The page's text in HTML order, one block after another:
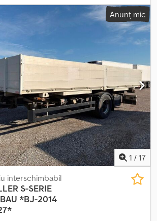
aer, dimensiunea anvelopei:235/75R17,5,
GERMAN oferă: Remorcă cu schimbătoare
GALVANIZAT Anvelope duble 235/75R17,5
ridicare 1390 mm Frâne cu tambur
Euro Numeroase șasiuri și platforme
##### VĂ RUGĂM SĂ SUNAȚI - NU
##### LIVRARE DISPONIBILĂ ÎN
NUTZFAHRZEUGE LIVREAZĂ DIN 1983!
#####
Anunț mic
1 / 17
interschimbabil
S-SERIE
*BJ-2014